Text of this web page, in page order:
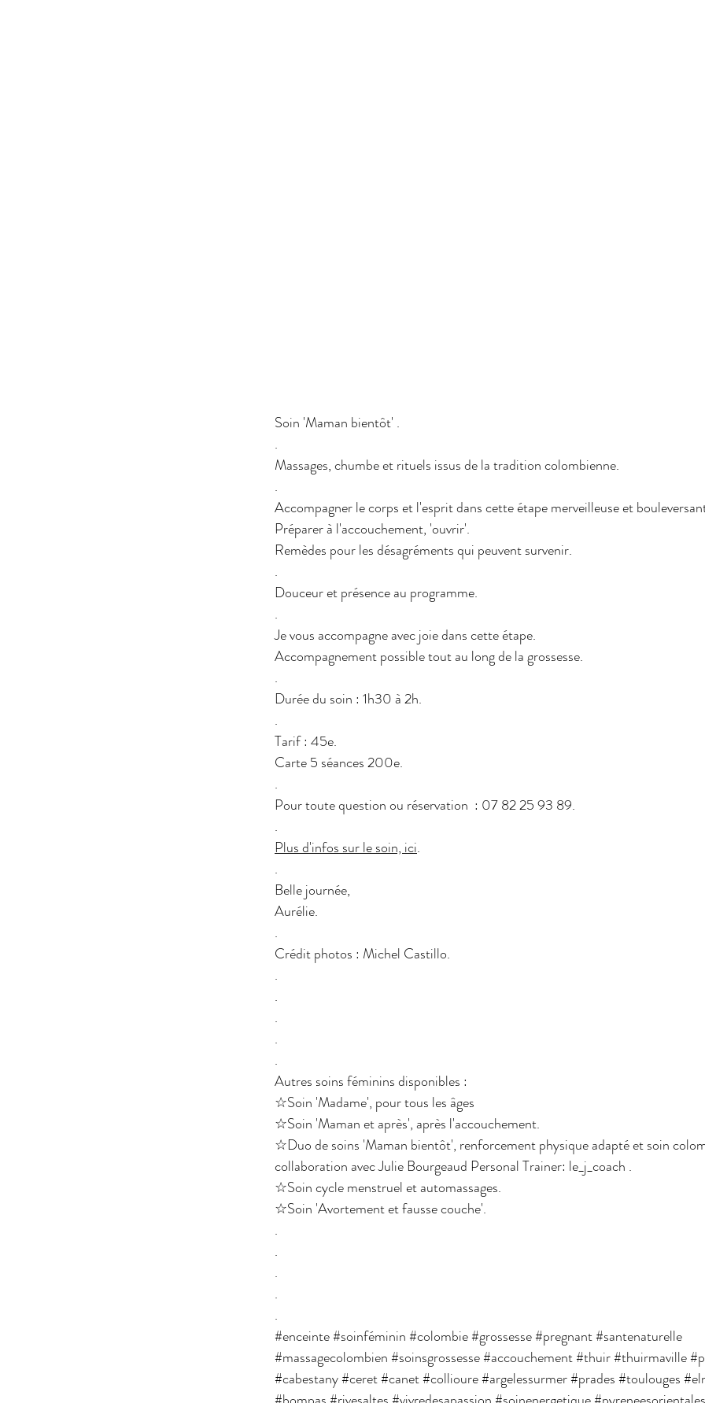
Soin 'Maman bientôt' .
.
Massages, chumbe et rituels issus de la tradition colombienne.
.
Accompagner le corps et l'esprit dans cette étape merveilleuse et
Préparer à l'accouchement, 'ouvrir'.
Remèdes pour les désagréments qui peuvent survenir.
.
Douceur et présence au programme.
.
Je vous accompagne avec joie dans cette étape.
Accompagnement possible tout au long de la grossesse.
.
Durée du soin : 1h30 à 2h.
.
Tarif : 45e.
Carte 5 séances 200e.
.
Pour toute question ou réservation  : 07 82 25 93 89.
.
Plus d'infos sur le soin, ici.
.
Belle journée,
Aurélie.
.
Crédit photos : Michel Castillo.
.
.
.
.
.
Autres soins féminins disponibles :
☆Soin 'Madame', pour tous les âges
☆Soin 'Maman et après', après l'accouchement.
☆Duo de soins 'Maman bientôt', renforcement physique adapté et soin
collaboration avec Julie Bourgeaud Personal Trainer: le_j_coach .
☆Soin cycle menstruel et automassages.
☆Soin 'Avortement et fausse couche'.
.
.
.
.
.
#enceinte#soinféminin#colombie#grossesse#pregnant#santenaturelle
#massagecolombien#soinsgrossesse#accouchement#thuir#thuirmaville
#cabestany#ceret#canet#collioure#argelessurmer#prades#toulouges